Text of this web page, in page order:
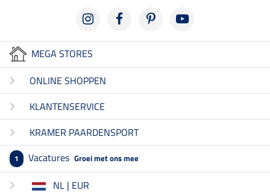
MEGA STORES
ONLINE SHOPPEN
KLANTENSERVICE
KRAMER PAARDENSPORT
1 Vacatures Groei met ons mee
NL | EUR